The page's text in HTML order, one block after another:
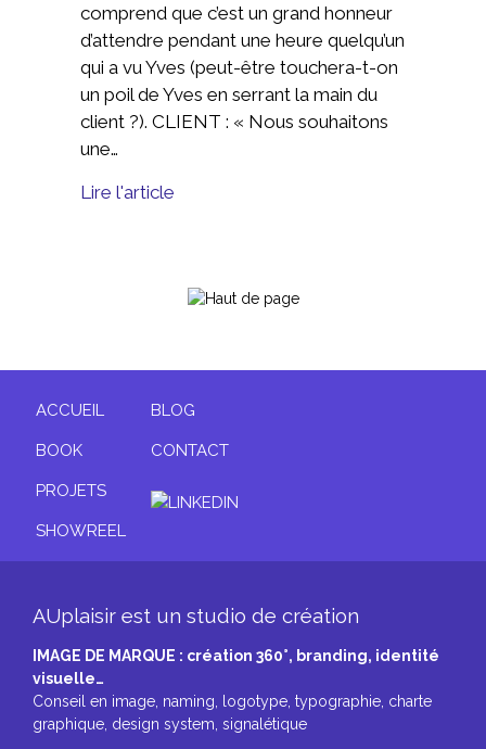
comprend que c’est un grand honneur
d’attendre pendant une heure quelqu’un
qui a vu Yves (peut-être touchera-t-on
un poil de Yves en serrant la main du
client ?). CLIENT : « Nous souhaitons
une…
Lire l'article
ACCUEIL
BOOK
PROJETS
SHOWREEL
BLOG
CONTACT
AUplaisir est un studio de création
IMAGE DE MARQUE : création 360°, branding, identité
visuelle…
Conseil en image, naming, logotype, typographie, charte
graphique, design system, signalétique